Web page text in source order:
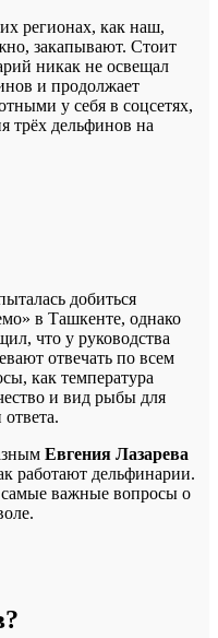
регионах, как наш,
закапывают. Стоит
никак не освещал
и продолжает
у себя в соцсетях,
трёх дельфинов на
добиться
в Ташкенте, однако
что у руководства
отвечать по всем
как температура
и вид рыбы для
Евгения Лазарева
работают дельфинарии.
важные вопросы о